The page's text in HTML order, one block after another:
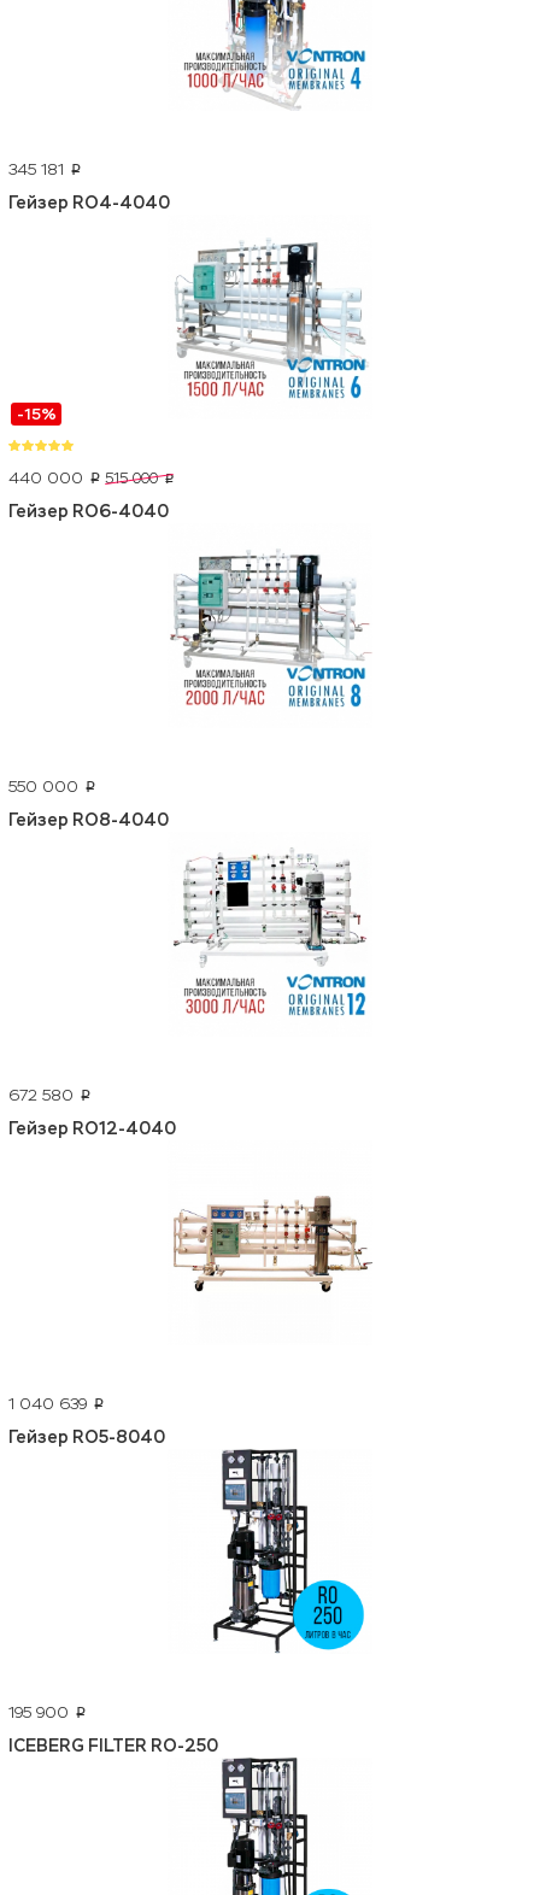
345 181 p
Гейзер RO4-4040
-15%
440 000 p 515 000 p
Гейзер RO6-4040
550 000 p
Гейзер RO8-4040
672 580 p
Гейзер RO12-4040
1 040 639 p
Гейзер RO5-8040
195 900 p
ICEBERG FILTER RO-250